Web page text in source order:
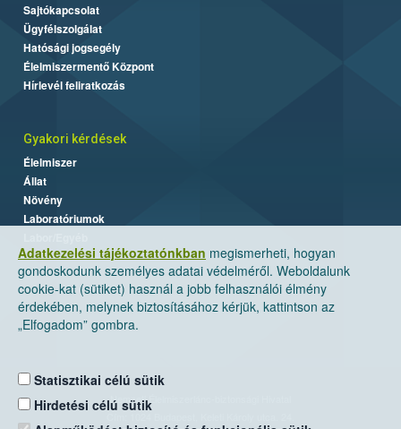
Adatkezelési tájékoztatónkban megismerheti, hogyan
gondoskodunk személyes adatai védelméről. Weboldalunk
cookie-kat (sütiket) használ a jobb felhasználói élmény
érdekében, melynek biztosításához kérjük, kattintson az
„Elfogadom” gombra.
Statisztikai célú sütik
Hirdetési célú sütik
Sajtókapcsolat
Ügyfélszolgálat
Hatósági jogsegély
Élelmiszermentő Központ
Hírlevél feliratkozás
Gyakori kérdések
Élelmiszer
Állat
Növény
Laboratóriumok
Nemzeti Élelmiszerlánc-biztonsági Hivatal